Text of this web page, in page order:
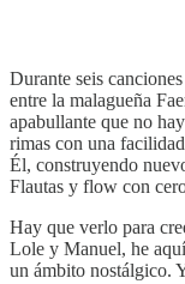
Durante seis
entre la malagueña
apabullante que no
rimas con una
Él, construyendo
Flautas y flow con
Hay que verlo para
Lole y Manuel, he
un ámbito nostálgico.